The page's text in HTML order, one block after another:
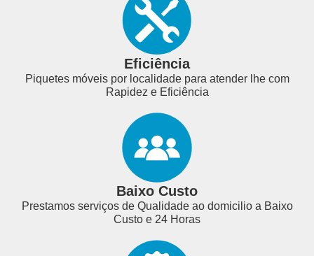
Eficiência
Piquetes móveis por localidade para atender lhe com
Rapidez e Eficiência
Baixo Custo
Prestamos serviços de Qualidade ao domicilio a Baixo
Custo e 24 Horas